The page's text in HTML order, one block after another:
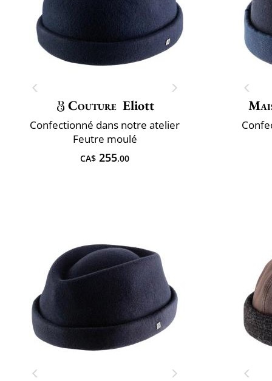
Couture Eliott
Confectionné dans notre atelier
Feutre moulé
CA$ 255.00